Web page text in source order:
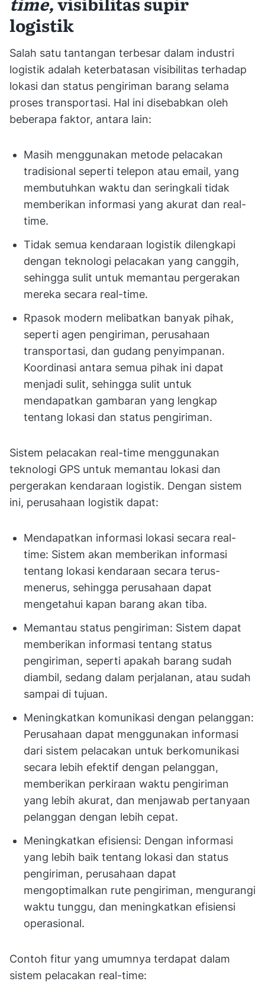
logistik
Salah satu tantangan terbesar dalam industri
logistik adalah keterbatasan visibilitas terhadap
lokasi dan status pengiriman barang selama
proses transportasi. Hal ini disebabkan oleh
beberapa faktor, antara lain:
Masih menggunakan metode pelacakan
tradisional seperti telepon atau email, yang
membutuhkan waktu dan seringkali tidak
memberikan informasi yang akurat dan real-
time.
Tidak semua kendaraan logistik dilengkapi
dengan teknologi pelacakan yang canggih,
sehingga sulit untuk memantau pergerakan
mereka secara real-time.
Rpasok modern melibatkan banyak pihak,
seperti agen pengiriman, perusahaan
transportasi, dan gudang penyimpanan.
Koordinasi antara semua pihak ini dapat
menjadi sulit, sehingga sulit untuk
mendapatkan gambaran yang lengkap
tentang lokasi dan status pengiriman.
Sistem pelacakan real-time menggunakan
teknologi GPS untuk memantau lokasi dan
pergerakan kendaraan logistik. Dengan sistem
ini, perusahaan logistik dapat:
Mendapatkan informasi lokasi secara real-
time: Sistem akan memberikan informasi
tentang lokasi kendaraan secara terus-
menerus, sehingga perusahaan dapat
mengetahui kapan barang akan tiba.
Memantau status pengiriman: Sistem dapat
memberikan informasi tentang status
pengiriman, seperti apakah barang sudah
diambil, sedang dalam perjalanan, atau sudah
sampai di tujuan.
Meningkatkan komunikasi dengan pelanggan:
Perusahaan dapat menggunakan informasi
dari sistem pelacakan untuk berkomunikasi
secara lebih efektif dengan pelanggan,
memberikan perkiraan waktu pengiriman
yang lebih akurat, dan menjawab pertanyaan
pelanggan dengan lebih cepat.
Meningkatkan efisiensi: Dengan informasi
yang lebih baik tentang lokasi dan status
pengiriman, perusahaan dapat
mengoptimalkan rute pengiriman, mengurangi
waktu tunggu, dan meningkatkan efisiensi
operasional.
Contoh fitur yang umumnya terdapat dalam
sistem pelacakan real-time: